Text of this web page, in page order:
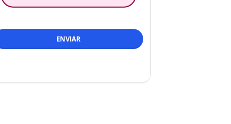
ENVIAR